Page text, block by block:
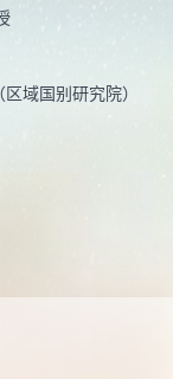
域国别研究院）